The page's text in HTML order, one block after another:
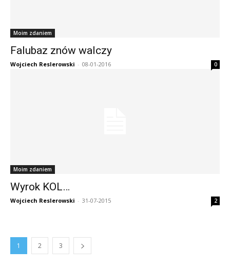
Moim zdaniem
Falubaz znów walczy
Wojciech Reslerowski - 08-01-2016 0
Moim zdaniem
Wyrok KOL…
Wojciech Reslerowski - 31-07-2015 2
1 2 3